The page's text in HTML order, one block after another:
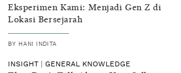
Eksperimen Kami: Menjadi Gen Z di
Lokasi Bersejarah
BY HANI INDITA
INSIGHT GENERAL KNOWLEDGE